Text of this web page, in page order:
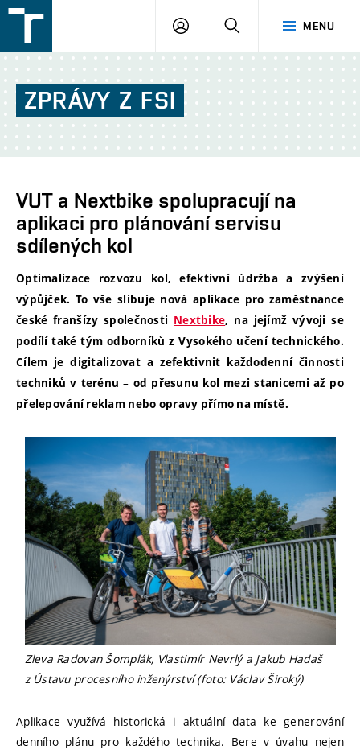
v
Brně
MENU
PŘIHLÁŠENÍ
ZPRÁVY Z FSI
VUT a Nextbike spolupracují na
aplikaci pro plánování servisu
sdílených kol
Optimalizace rozvozu kol, efektivní údržba a zvýšení
výpůjček. To vše slibuje nová aplikace pro zaměstnance
české franšízy společnosti Nextbike, na jejímž vývoji se
podílí také tým odborníků z Vysokého učení technického.
Cílem je digitalizovat a zefektivnit každodenní činnosti
techniků v terénu – od přesunu kol mezi stanicemi až po
přelepování reklam nebo opravy přímo na místě.
Zleva Radovan Šomplák, Vlastimír Nevrlý a Jakub Hadaš
z Ústavu procesního inženýrství (foto: Václav Široký)
Aplikace využívá historická i aktuální data ke generování
denního plánu pro každého technika. Bere v úvahu nejen